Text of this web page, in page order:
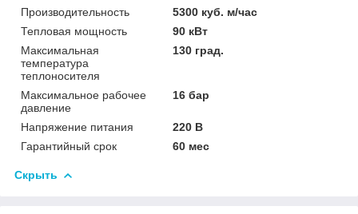
Производительность
5300 куб. м/час
Тепловая мощность
90 кВт
Максимальная
температура
теплоносителя
130 град.
Максимальное рабочее
давление
16 бар
Напряжение питания
220 В
Гарантийный срок
60 мес
Скрыть